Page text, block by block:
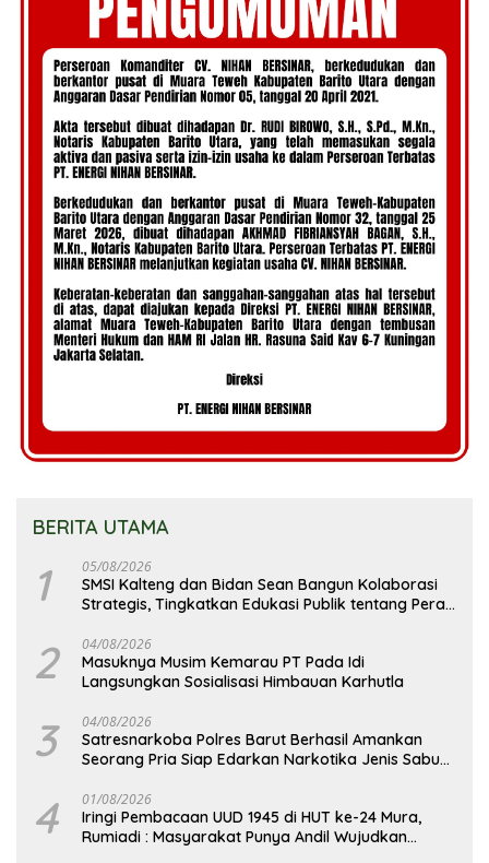
BERITA UTAMA
1 05/08/2026
SMSI Kalteng dan Bidan Sean Bangun Kolaborasi
Strategis, Tingkatkan Edukasi Publik tentang Peran
2 04/08/2026
Masuknya Musim Kemarau PT Pada Idi
Langsungkan Sosialisasi Himbauan Karhutla
3 04/08/2026
Satresnarkoba Polres Barut Berhasil Amankan
Seorang Pria Siap Edarkan Narkotika Jenis Sabu
4 01/08/2026
Iringi Pembacaan UUD 1945 di HUT ke-24 Mura,
Rumiadi : Masyarakat Punya Andil Wujudkan